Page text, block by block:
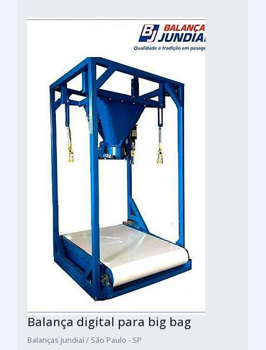
Balança digital para big bag
Balanças Jundiaí / São Paulo - SP